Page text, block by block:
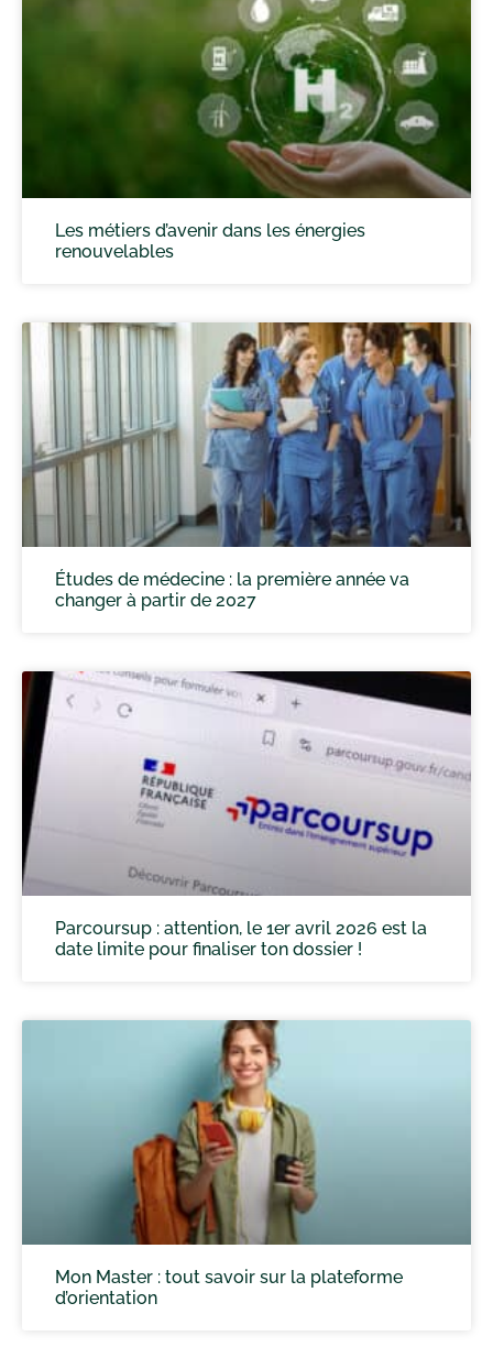
Les métiers d’avenir dans les énergies
renouvelables
Études de médecine : la première année va
changer à partir de 2027
Parcoursup : attention, le 1er avril 2026 est la
date limite pour finaliser ton dossier !
Mon Master : tout savoir sur la plateforme
d’orientation